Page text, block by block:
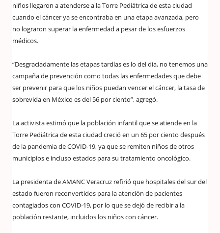
niños llegaron a atenderse a la Torre Pediátrica de esta ciudad
cuando el cáncer ya se encontraba en una etapa avanzada, pero
no lograron superar la enfermedad a pesar de los esfuerzos
médicos.
“Desgraciadamente las etapas tardías es lo del día, no tenemos una
campaña de prevención como todas las enfermedades que debe
ser prevenir para que los niños puedan vencer el cáncer, la tasa de
sobrevida en México es del 56 por ciento”, agregó.
La activista estimó que la población infantil que se atiende en la
Torre Pediátrica de esta ciudad creció en un 65 por ciento después
de la pandemia de COVID-19, ya que se remiten niños de otros
municipios e incluso estados para su tratamiento oncológico.
La presidenta de AMANC Veracruz refirió que hospitales del sur del
estado fueron reconvertidos para la atención de pacientes
contagiados con COVID-19, por lo que se dejó de recibir a la
población restante, incluidos los niños con cáncer.